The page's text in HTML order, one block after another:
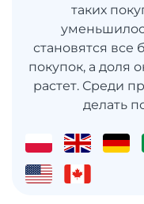
таких
становятся
покупок, а доля
растет. Среди
делать